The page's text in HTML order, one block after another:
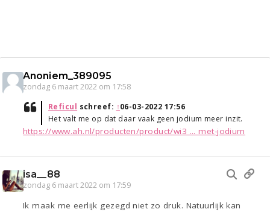
Anoniem_389095
zondag 6 maart 2022 om 17:58
Reficul schreef: ↑06-03-2022 17:56
Het valt me op dat daar vaak geen jodium meer inzit.
https://www.ah.nl/producten/product/wi3 ... met-jodium
isa__88
zondag 6 maart 2022 om 17:59
Ik maak me eerlijk gezegd niet zo druk. Natuurlijk kan